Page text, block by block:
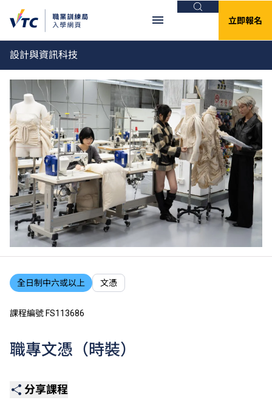
搜尋
立即報名
設計與資訊科技
全日制中六或以上 文憑
課程編號 FS113686
職專文憑（時裝）
分享課程